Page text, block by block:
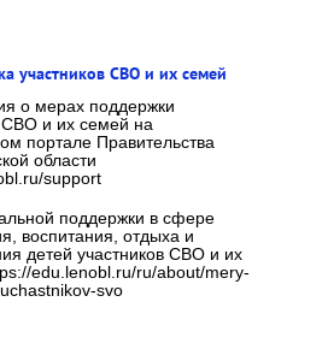
участников СВО и их семей
о мерах поддержки
СВО и их семей на
портале Правительства
области
support
поддержки в сфере
воспитания, отдыха и
детей участников СВО и их
edu.lenobl.ru/ru/about/mery-
svo